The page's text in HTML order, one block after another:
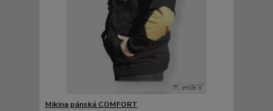
Mikina pánská COMFORT